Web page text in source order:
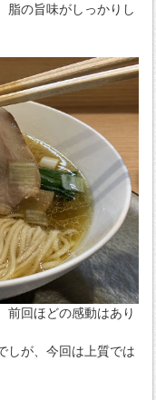
脂の旨味がしっかりし
前回ほどの感動はあり
しが、今回は上質では